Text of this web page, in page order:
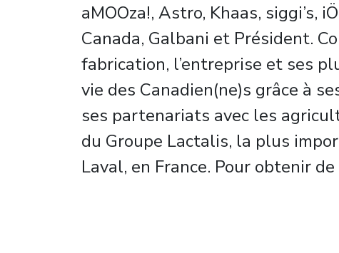
aMOOza!, Astro, Khaas, siggi’s,
Canada, Galbani et Président.
fabrication, l’entreprise et ses
vie des Canadien(ne)s grâce à
ses partenariats avec les
du Groupe Lactalis, la plus
Laval, en France. Pour obtenir